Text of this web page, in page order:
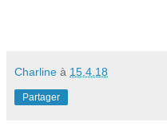
Charline à 15.4.18
Partager